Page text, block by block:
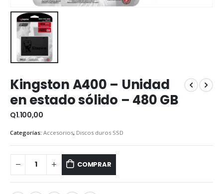
Kingston A400 – Unidad
en estado sólido – 480 GB
Q1.100,00
Categorías: Accesorios, Discos duros SSD
COMPRAR